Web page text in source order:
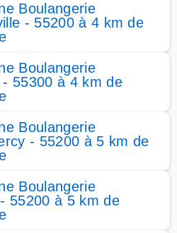
Boulangerie
- 55200 à 4 km de
Boulangerie
55300 à 4 km de
Boulangerie
- 55200 à 5 km de
Boulangerie
55200 à 5 km de